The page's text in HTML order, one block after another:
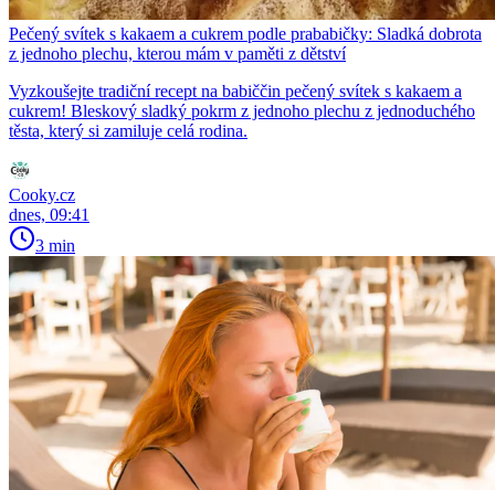
Pečený svítek s kakaem a cukrem podle prababičky: Sladká dobrota
z jednoho plechu, kterou mám v paměti z dětství
Vyzkoušejte tradiční recept na babiččin pečený svítek s kakaem a
cukrem! Bleskový sladký pokrm z jednoho plechu z jednoduchého
těsta, který si zamiluje celá rodina.
Cooky.cz
dnes, 09:41
3 min